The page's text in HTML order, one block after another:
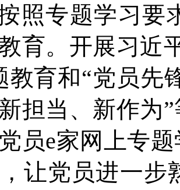
照专题学习要
育。开展习近
教育和“党员先
担当、新作为
员e家网上专
让党员进一步